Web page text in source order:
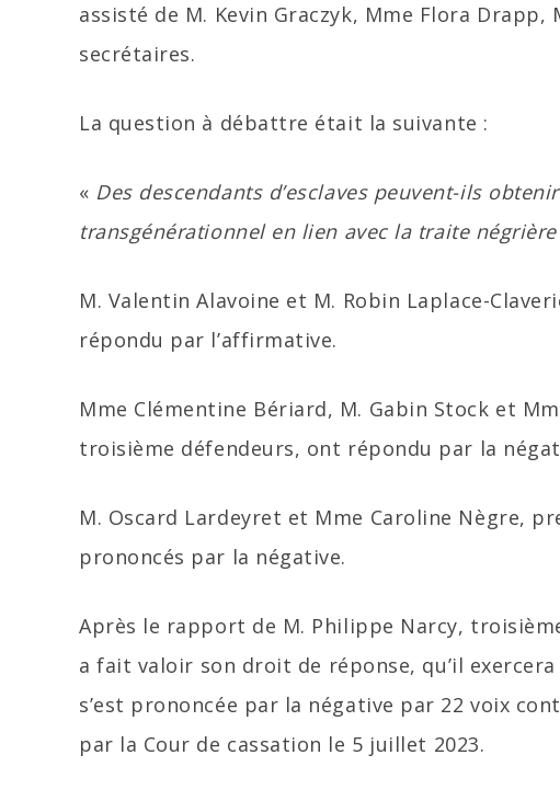
assisté de M. Kevin Graczyk, Mme Flora
secrétaires.
La question à débattre était la suivante :
« Des descendants d’esclaves peuvent-ils
transgénérationnel en lien avec la traite négrière
M. Valentin Alavoine et M. Robin Laplace-
répondu par l’affirmative.
Mme Clémentine Bériard, M. Gabin Stock et
troisième défendeurs, ont répondu par la
M. Oscard Lardeyret et Mme Caroline Nègre,
prononcés par la négative.
Après le rapport de M. Philippe Narcy,
a fait valoir son droit de réponse, qu’il
s’est prononcée par la négative par 22 voix
par la Cour de cassation le 5 juillet 2023.